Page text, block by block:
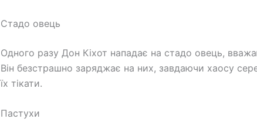
Стадо овець
Одного разу Дон Кіхот нападає на стадо овець,
Він безстрашно заряджає на них, завдаючи хаосу
їх тікати.
Пастухи